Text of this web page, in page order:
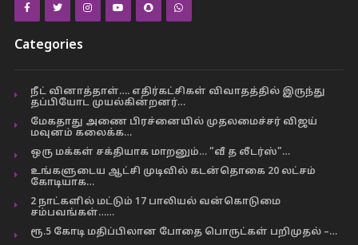
Categories
நீட் வினாத்தாள்…. எதிர்கட்சிகள் விவாதத்தில் இருந்து
தப்பியோட முயல்கின்றனர்…
மேகதாது அணை பிரச்னையில் முதலமைச்சர் விஜய்
மவுனம் கலைக்க…
ஒரு மக்கள் சக்தியாக மாறனும்… “வீ த லீடர்ஸ்”…
உங்களுடைய ஆட்சி முடிவில் கடன்தொகை 20 லட்சம்
கோடியாக…
2 நாட்களில் மட்டும் 17 பாலியல் வன்கொடுமை
சம்பவங்கள்……
ரூ.5 கோடி மதிப்பிலான போதை பொருட்கள் பறிமுதல் –…